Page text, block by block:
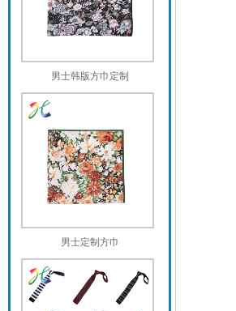
男士韩版方巾定制
男士定制方巾